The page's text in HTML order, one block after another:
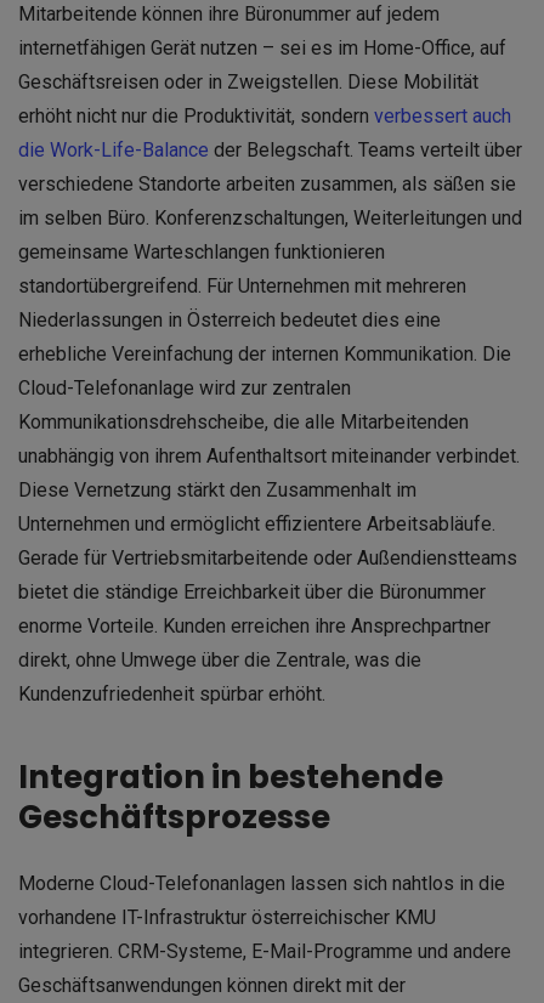
Mitarbeitende können ihre Büronummer auf jedem
internetfähigen Gerät nutzen – sei es im Home-Office, auf
Geschäftsreisen oder in Zweigstellen. Diese Mobilität
erhöht nicht nur die Produktivität, sondern verbessert auch
die Work-Life-Balance der Belegschaft. Teams verteilt über
verschiedene Standorte arbeiten zusammen, als säßen sie
im selben Büro. Konferenzschaltungen, Weiterleitungen und
gemeinsame Warteschlangen funktionieren
standortübergreifend. Für Unternehmen mit mehreren
Niederlassungen in Österreich bedeutet dies eine
erhebliche Vereinfachung der internen Kommunikation. Die
Cloud-Telefonanlage wird zur zentralen
Kommunikationsdrehscheibe, die alle Mitarbeitenden
unabhängig von ihrem Aufenthaltsort miteinander verbindet.
Diese Vernetzung stärkt den Zusammenhalt im
Unternehmen und ermöglicht effizientere Arbeitsabläufe.
Gerade für Vertriebsmitarbeitende oder Außendienstteams
bietet die ständige Erreichbarkeit über die Büronummer
enorme Vorteile. Kunden erreichen ihre Ansprechpartner
direkt, ohne Umwege über die Zentrale, was die
Kundenzufriedenheit spürbar erhöht.
Integration in bestehende
Geschäftsprozesse
Moderne Cloud-Telefonanlagen lassen sich nahtlos in die
vorhandene IT-Infrastruktur österreichischer KMU
integrieren. CRM-Systeme, E-Mail-Programme und andere
Geschäftsanwendungen können direkt mit der